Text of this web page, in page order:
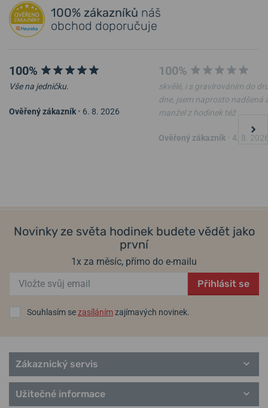
100% zákazníků náš
obchod doporučuje
100%
Vše na jedničku.
Ověřený zákazník • 6. 8. 2026
100%
skvělé, i s gravírováním do
dne, jsem naprosto nadšená
manžel z hodinek též
Ověřený zákazník 4. 8.
Novinky ze světa hodinek budete vědět jako
první
1x za měsíc, přímo do e-mailu
Přihlásit se
Souhlasím sezasílánímzajímavých novinek.
Zákaznický servis
Užitečné informace